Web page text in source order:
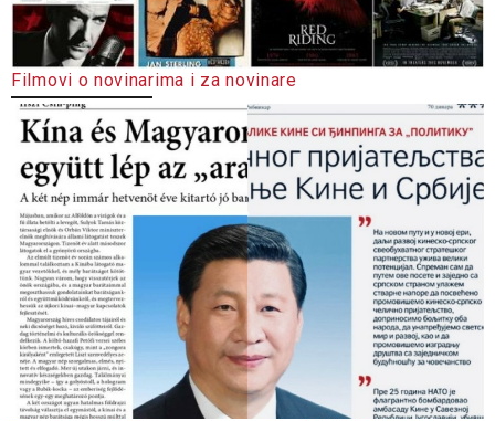
Filmovi o novinarima i za novinare